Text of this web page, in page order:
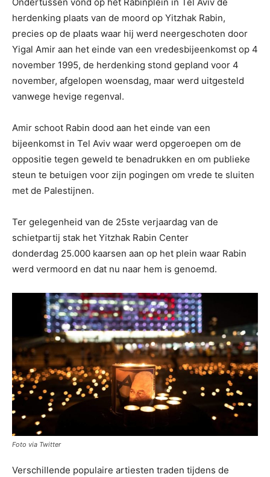
herdenking plaats van de moord op Yitzhak Rabin,
precies op de plaats waar hij werd neergeschoten door
Yigal Amir aan het einde van een vredesbijeenkomst op 4
november 1995, de herdenking stond gepland voor 4
november, afgelopen woensdag, maar werd uitgesteld
vanwege hevige regenval.
Amir schoot Rabin dood aan het einde van een
bijeenkomst in Tel Aviv waar werd opgeroepen om de
oppositie tegen geweld te benadrukken en om publieke
steun te betuigen voor zijn pogingen om vrede te sluiten
met de Palestijnen.
Ter gelegenheid van de 25ste verjaardag van de
schietpartij stak het Yitzhak Rabin Center
donderdag 25.000 kaarsen aan op het plein waar Rabin
werd vermoord en dat nu naar hem is genoemd.
Foto via Twitter
Verschillende populaire artiesten traden tijdens de